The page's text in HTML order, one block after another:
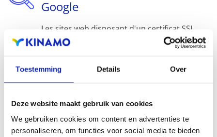
Toestemming Details Over
Deze website maakt gebruik van cookies
We gebruiken cookies om content en advertenties te
personaliseren, om functies voor social media te bieden
Google
Les sites web disposant d'un certificat SSL
sont automatiquement prioritaires sur les
sites web non sécurisés dans l'index de
recherche de Google.